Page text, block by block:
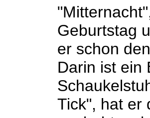
Geburtstag
er schon
Darin ist ein
Tick", hat er